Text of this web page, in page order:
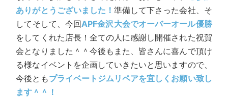
ありがとうございました！準備して下さった会社、そ
してそして、今回APF金沢大会でオーバーオール優勝
をしてくれた店長！全ての人に感謝し開催された祝賀
会となりました＾＾今後もまた、皆さんに喜んで頂け
る様なイベントを企画していきたいと思いますので、
今後ともプライベートジムリペアを宜しくお願い致し
ます＾＾！